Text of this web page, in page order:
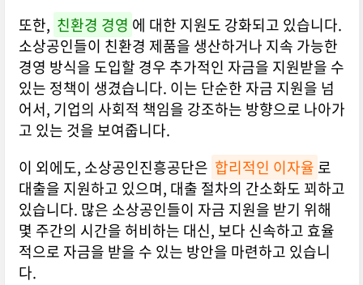
또한, 친환경 경영 에 대한 지원도 강화되고 있습니다.
소상공인들이 친환경 제품을 생산하거나 지속 가능한
경영 방식을 도입할 경우 추가적인 자금을 지원받을 수
있는 정책이 생겼습니다. 이는 단순한 자금 지원을 넘
어서, 기업의 사회적 책임을 강조하는 방향으로 나아가
고 있는 것을 보여줍니다.
이 외에도, 소상공인진흥공단은 합리적인 이자율 로
대출을 지원하고 있으며, 대출 절차의 간소화도 꾀하고
있습니다. 많은 소상공인들이 자금 지원을 받기 위해
몇 주간의 시간을 허비하는 대신, 보다 신속하고 효율
적으로 자금을 받을 수 있는 방안을 마련하고 있습니
다.